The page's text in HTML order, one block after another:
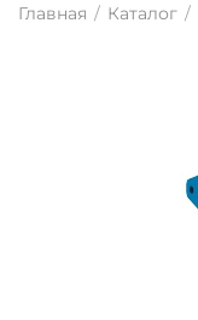
Главная / Каталог /